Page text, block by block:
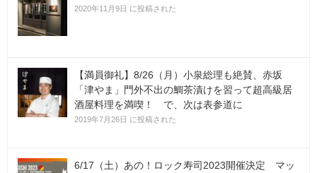
2020年11月9日 に投稿された
【満員御礼】8/26（月）小泉総理も絶賛、赤坂
「津やま」門外不出の鯛茶漬けを習って超高級居
酒屋料理を満喫！ で、次は表参道に
2019年7月26日 に投稿された
6/17（土）あの！ロック寿司2023開催決定 マッ